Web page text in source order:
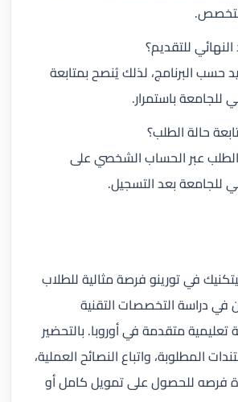
للتقديم؟
حسب البرنامج، لذلك يُنصح بمتابعة
للجامعة باستمرار.
حالة الطلب؟
عبر الحساب الشخصي على
للجامعة بعد التسجيل.
في تورينو فرصة مثالية للطلاب
في دراسة التخصصات التقنية
تعليمية متقدمة في أوروبا. بالتحضير
المطلوبة، واتباع النصائح العملية،
فرصه للحصول على تمويل كامل أو